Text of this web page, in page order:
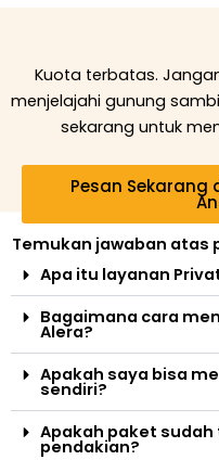
Kuota terbatas.
menjelajahi gunung
sekarang untuk
Pesan Sekarang
Temukan jawaban atas
Apa itu layanan
Bagaimana cara
Alera?
Apakah saya bisa
sendiri?
Apakah paket
pendakian?